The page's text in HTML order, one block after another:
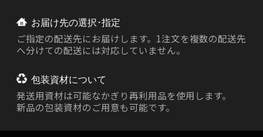
お届け先の選択･指定
ご指定の配送先にお届けします。1注文を複数の配送先
へ分けての配送には対応していません。
包装資材について
発送用資材は可能なかぎり再利用品を使用します。
新品の包装資材のご用意も可能です。